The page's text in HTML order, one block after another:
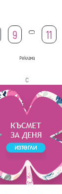
9 10 11
Реклама
с